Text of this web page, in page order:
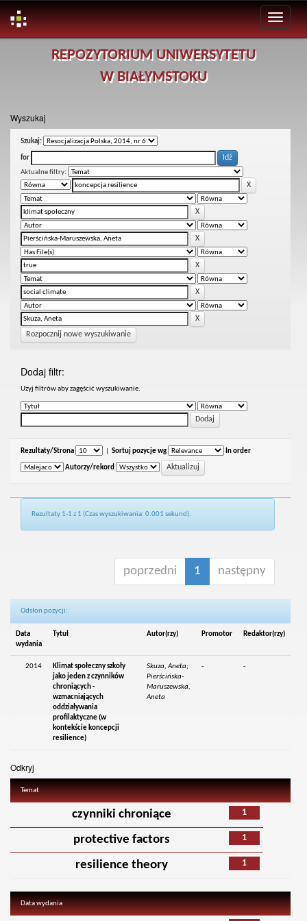
REPOZYTORIUM UNIWERSYTETU
W BIAŁYMSTOKU
Wyszukaj
Szukaj:
for
Aktualne filtry:
Rozpocznij nowe wyszukiwanie
Dodaj filtr:
Uzyj filtrów aby zagęścić wyszukiwanie.
Rezultaty/Strona Sortuj pozycje wg In order
Autorzy/rekord
Rezultaty 1-1 z 1 (Czas wyszukiwania: 0.001 sekund).
poprzedni 1 następny
Odsłon pozycji:
Data
wydania
Tytuł Autor(rzy) Promotor Redaktor(rzy)
2014
Klimat społeczny szkoły
jako jeden z czynników
chroniących -
wzmacniających
oddziaływania
profilaktyczne (w
kontekście koncepcji
resilience)
Skuza, Aneta;
Pierścińska-
Maruszewska,
Aneta
- -
Odkryj
Temat
1
czynniki chroniące
1
protective factors
1
resilience theory
Data wydania